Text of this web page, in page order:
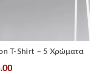
T-Shirt – 5 Χρώματα
Η